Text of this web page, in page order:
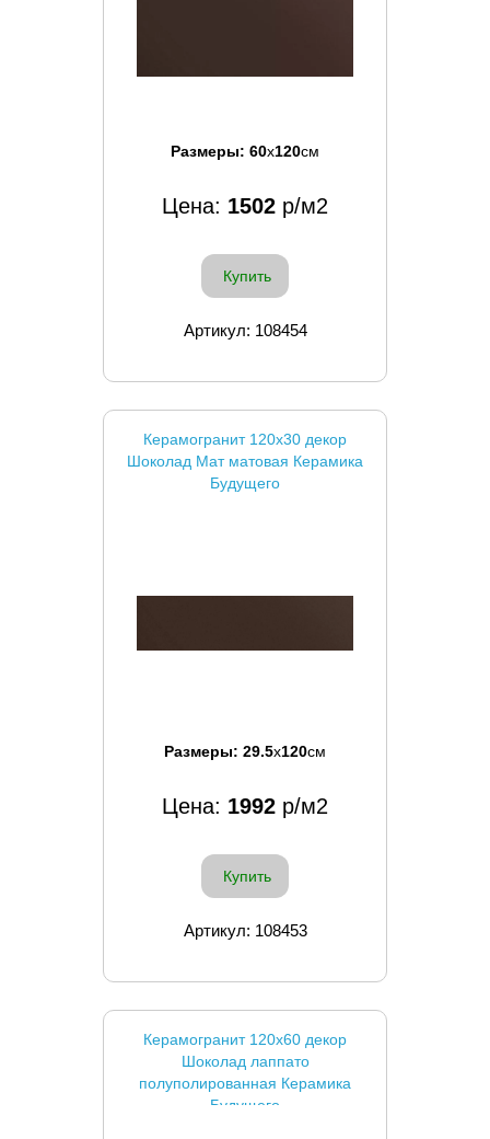
Размеры: 60x120см
Цена: 1502 р/м2
Купить
Артикул: 108454
Керамогранит 120x30 декор
Шоколад Мат матовая Керамика
Будущего
Размеры: 29.5x120см
Цена: 1992 р/м2
Купить
Артикул: 108453
Керамогранит 120x60 декор
Шоколад лаппато
полуполированная Керамика
Будущего